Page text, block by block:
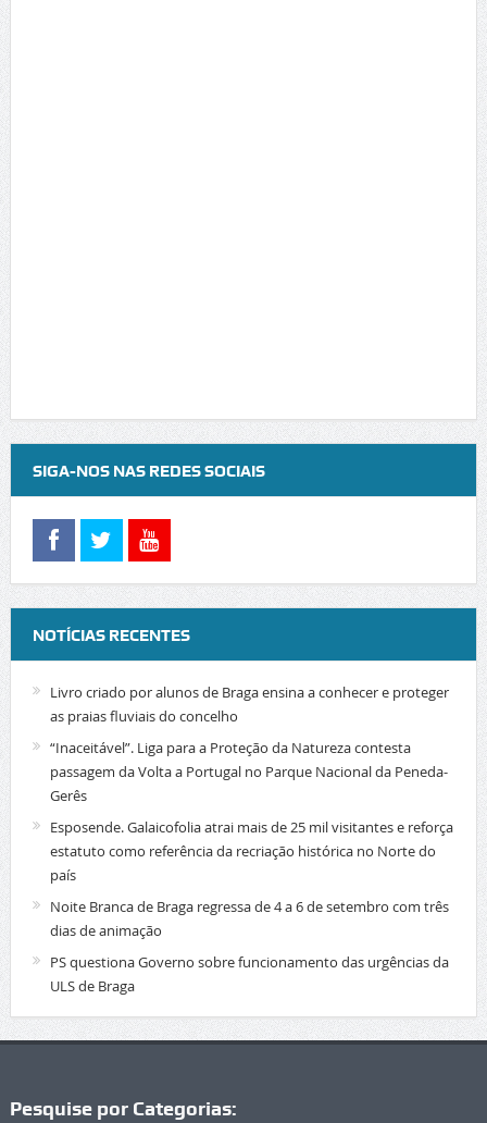
SIGA-NOS NAS REDES SOCIAIS
NOTÍCIAS RECENTES
Livro criado por alunos de Braga ensina a conhecer e proteger
as praias fluviais do concelho
“Inaceitável”. Liga para a Proteção da Natureza contesta
passagem da Volta a Portugal no Parque Nacional da Peneda-
Gerês
Esposende. Galaicofolia atrai mais de 25 mil visitantes e reforça
estatuto como referência da recriação histórica no Norte do
país
Noite Branca de Braga regressa de 4 a 6 de setembro com três
dias de animação
PS questiona Governo sobre funcionamento das urgências da
ULS de Braga
Pesquise por Categorias: